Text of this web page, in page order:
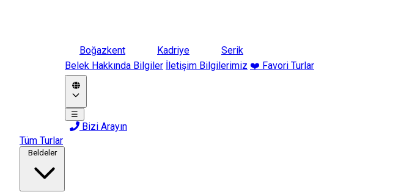
Boğazkent Kadriye
Serik
Belek Hakkında Bilgiler İletişim Bilgilerimiz ❤️ Favori Turlar
☰
Bizi Arayın
Tüm Turlar
Beldeler